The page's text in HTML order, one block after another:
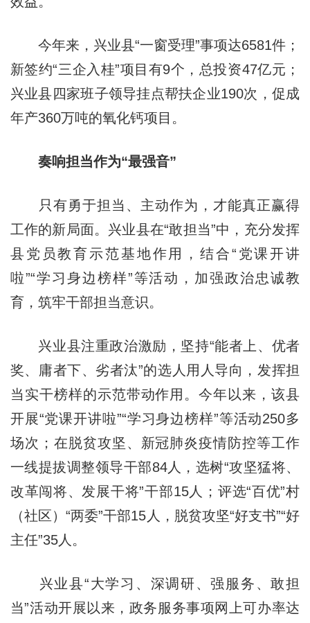
今年来，兴业县“一窗受理”事项达6581件；
新签约“三企入桂”项目有9个，总投资47亿元；
兴业县四家班子领导挂点帮扶企业190次，促成
年产360万吨的氧化钙项目。
奏响担当作为“最强音”
只有勇于担当、主动作为，才能真正赢得
工作的新局面。兴业县在“敢担当”中，充分发挥
县党员教育示范基地作用，结合“党课开讲
啦”“学习身边榜样”等活动，加强政治忠诚教
育，筑牢干部担当意识。
兴业县注重政治激励，坚持“能者上、优者
奖、庸者下、劣者汰”的选人用人导向，发挥担
当实干榜样的示范带动作用。今年以来，该县
开展“党课开讲啦”“学习身边榜样”等活动250多
场次；在脱贫攻坚、新冠肺炎疫情防控等工作
一线提拔调整领导干部84人，选树“攻坚猛将、
改革闯将、发展干将”干部15人；评选“百优”村
（社区）“两委”干部15人，脱贫攻坚“好支书”“好
主任”35人。
兴业县“大学习、深调研、强服务、敢担
当”活动开展以来，政务服务事项网上可办率达